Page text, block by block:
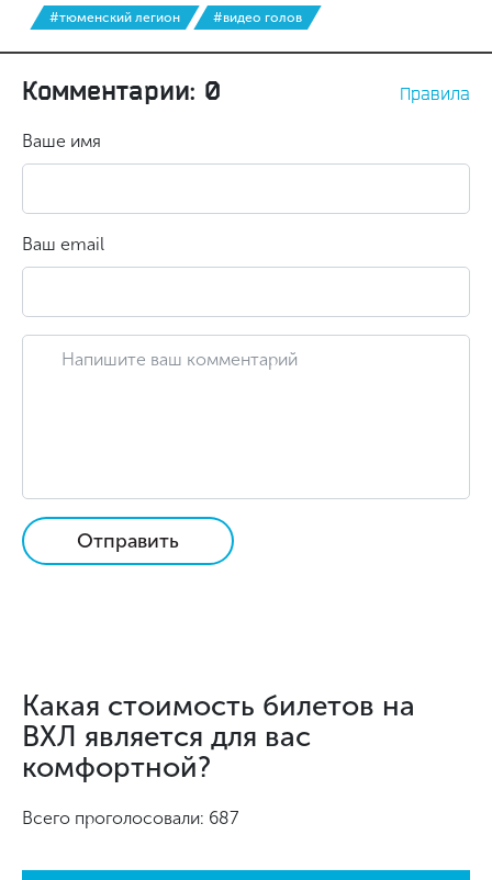
#тюменский легион
#видео голов
Комментарии: 0 Правила
Ваше имя
Ваш email
Отправить
Какая стоимость билетов на
ВХЛ является для вас
комфортной?
Всего проголосовали: 687